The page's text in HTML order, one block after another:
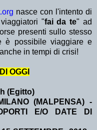
nasce con l'intento di
"fai da te" ad
presenti sullo stesso
è possibile viaggiare e
anche in tempi di crisi!
OGGI
(Egitto)
(MALPENSA) -
E/O DATE DI